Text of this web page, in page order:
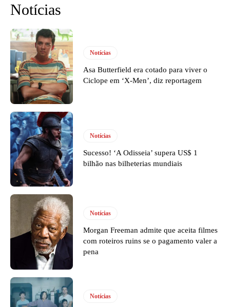
Notícias
Notícias
Asa Butterfield era cotado para viver o
Ciclope em ‘X-Men’, diz reportagem
Notícias
Sucesso! ‘A Odisseia’ supera US$ 1
bilhão nas bilheterias mundiais
Notícias
Morgan Freeman admite que aceita filmes
com roteiros ruins se o pagamento valer a
pena
Notícias